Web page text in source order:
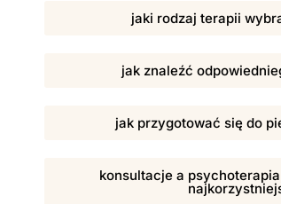
jaki rodzaj terapii
jak znaleźć
jak przygotować się do
konsultacje a